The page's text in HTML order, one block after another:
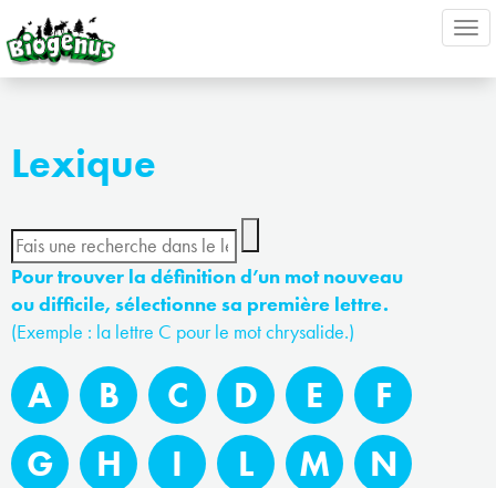
Lexique
Pour trouver la définition d’un mot nouveau
ou difficile, sélectionne sa première lettre.
(Exemple : la lettre C pour le mot chrysalide.)
A B C D E
F
G
H I L M
N